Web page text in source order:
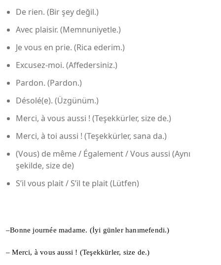
De rien. (Bir şey değil.)
Avec plaisir. (Memnuniyetle.)
Je vous en prie. (Rica ederim.)
Excusez-moi. (Affedersiniz.)
Pardon. (Pardon.)
Désolé(e). (Üzgünüm.)
Merci, à vous aussi ! (Teşekkürler, size de.)
Merci, à toi aussi ! (Teşekkürler, sana da.)
(Vous) de même / Également / Vous aussi (Aynı
şekilde, size de)
S’il vous plait / S’il te plait (Lütfen)
–Bonne journée madame. (İyi günler hanımefendi.)
– Merci, à vous aussi ! (Teşekkürler, size de.)